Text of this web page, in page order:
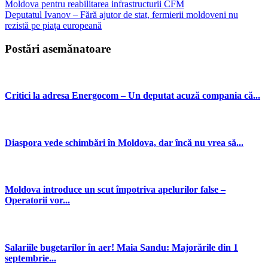
Moldova pentru reabilitarea infrastructurii CFM
Deputatul Ivanov – Fără ajutor de stat, fermierii moldoveni nu
rezistă pe piața europeană
Postări asemănatoare
Critici la adresa Energocom – Un deputat acuză compania că...
Diaspora vede schimbări în Moldova, dar încă nu vrea să...
Moldova introduce un scut împotriva apelurilor false –
Operatorii vor...
Salariile bugetarilor în aer! Maia Sandu: Majorările din 1
septembrie...